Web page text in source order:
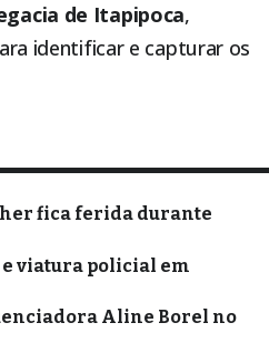
de Itapipoca,
identificar e capturar os
fica ferida durante
e viatura policial em
Aline Borel no